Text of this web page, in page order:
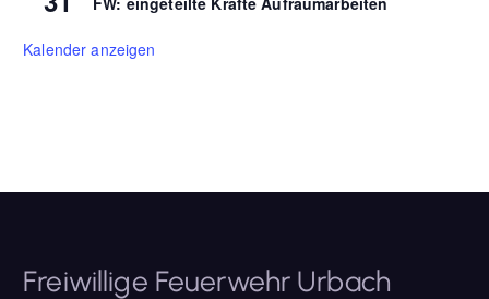
Kalender anzeigen
Freiwillige Feuerwehr Urbach